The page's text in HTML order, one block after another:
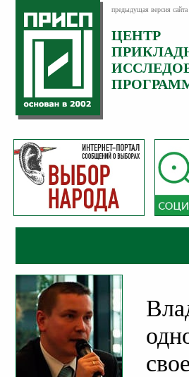
предыдущая версия
ЦЕНТР
Категория:
Комментарии